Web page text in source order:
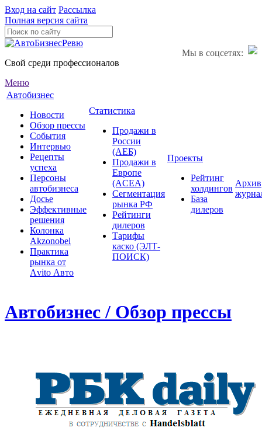
Вход на сайт Рассылка
Полная версия сайта
Мы в соцсетях:
Свой среди профессионалов
Меню
Автобизнес
Новости
Обзор прессы
События
Интервью
Рецепты
успеха
Персоны
автобизнеса
Досье
Эффективные
решения
Колонка
Akzonobel
Практика
рынка от
Аvito Авто
Статистика
Продажи в
России
(АЕБ)
Продажи в
Европе
(ACEA)
Сегментация
рынка РФ
Рейтинги
дилеров
Тарифы
каско (ЭЛТ-
ПОИСК)
Проекты
Рейтинг
холдингов
База
дилеров
Архив
Автобизнес / Обзор прессы